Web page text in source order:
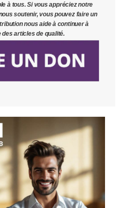
à tous. Si vous appréciez notre
soutenir, vous pouvez faire un
nous aide à continuer à
des articles de qualité.